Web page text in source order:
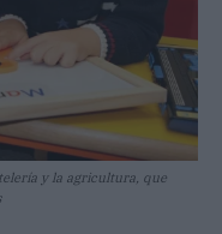
y la agricultura, que